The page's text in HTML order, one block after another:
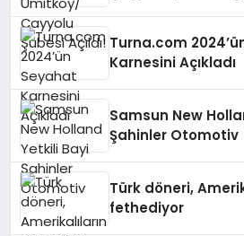
Turna.com
Karnesini Açıkladı
Samsun New
Şahinler Otomotiv
Türk döneri,
fethediyor